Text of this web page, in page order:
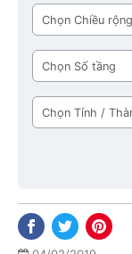
công
trình
Chiều
rộng
mặt
tiền
Số
tầng
Tỉnh
/